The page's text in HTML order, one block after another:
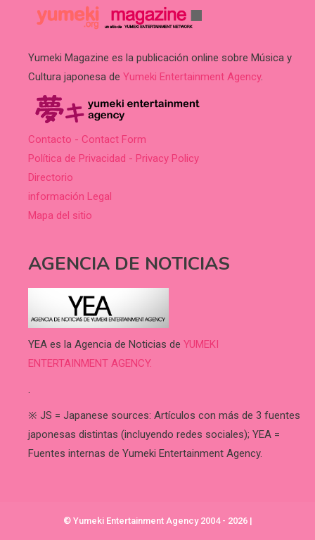
Yumeki Magazine es la publicación online sobre Música y
Cultura japonesa de Yumeki Entertainment Agency.
Contacto - Contact Form
Política de Privacidad - Privacy Policy
Directorio
información Legal
Mapa del sitio
AGENCIA DE NOTICIAS
YEA es la Agencia de Noticias de YUMEKI
ENTERTAINMENT AGENCY.
.
※ JS = Japanese sources: Artículos con más de 3 fuentes
japonesas distintas (incluyendo redes sociales); YEA =
Fuentes internas de Yumeki Entertainment Agency.
© Yumeki Entertainment Agency 2004 - 2026 |